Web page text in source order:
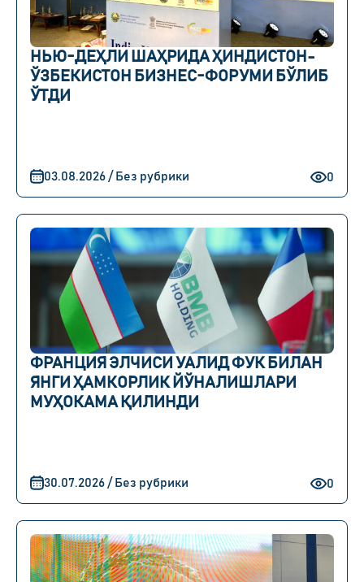
НЬЮ-ДЕҲЛИ ШАҲРИДА ҲИНДИСТОН-
ЎЗБЕКИСТОН БИЗНЕС-ФОРУМИ БЎЛИБ
ЎТДИ
0
03.08.2026 / Без рубрики
ФРАНЦИЯ ЭЛЧИСИ УАЛИД ФУК БИЛАН
ЯНГИ ҲАМКОРЛИК ЙЎНАЛИШЛАРИ
МУҲОКАМА ҚИЛИНДИ
0
30.07.2026 / Без рубрики